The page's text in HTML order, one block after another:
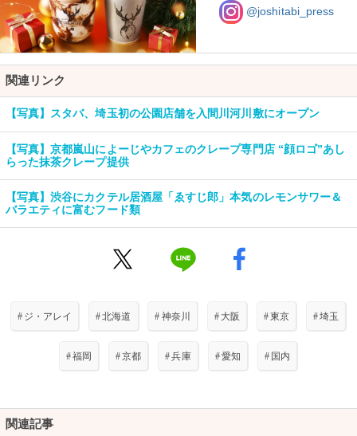
@joshitabi_press
関連リンク
【写真】スタバ、埼玉初の公園店舗を入間川河川敷にオープン
【写真】京都嵐山によーじやカフェのクレープ専門店 “顔ロゴ”あし
らった抹茶クレープ提供
【写真】渋谷にカクテル居酒屋「ゑすじ郎」本気のレモンサワー＆
バラエティに富むフード類
# ジ・アレイ #北海道 # 神奈川 # 大阪 # 東京 #埼玉
#福岡 #京都 # 兵庫 # 愛知 # 国内
関連記事